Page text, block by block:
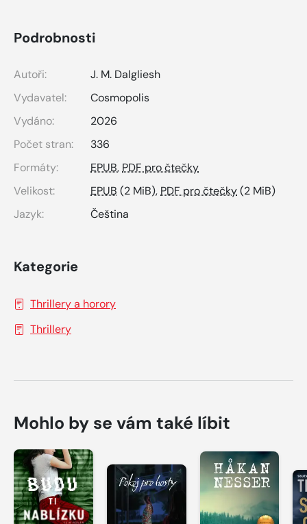
Podrobnosti
Autoři:
J. M. Dalgliesh
Vydavatel:
Cosmopolis
Vydáno:
2026
Počet stran:
336
Formáty:
EPUB,PDF pro čtečky
Velikost:
EPUB (2 MiB),PDF pro čtečky(2 MiB)
Jazyk:
Čeština
Kategorie
Thrillery a horory
Thrillery
Mohlo by se vám také líbit